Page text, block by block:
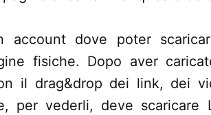
account dove poter
fisiche. Dopo aver
il drag&drop dei link, dei
per vederli, deve scaricare